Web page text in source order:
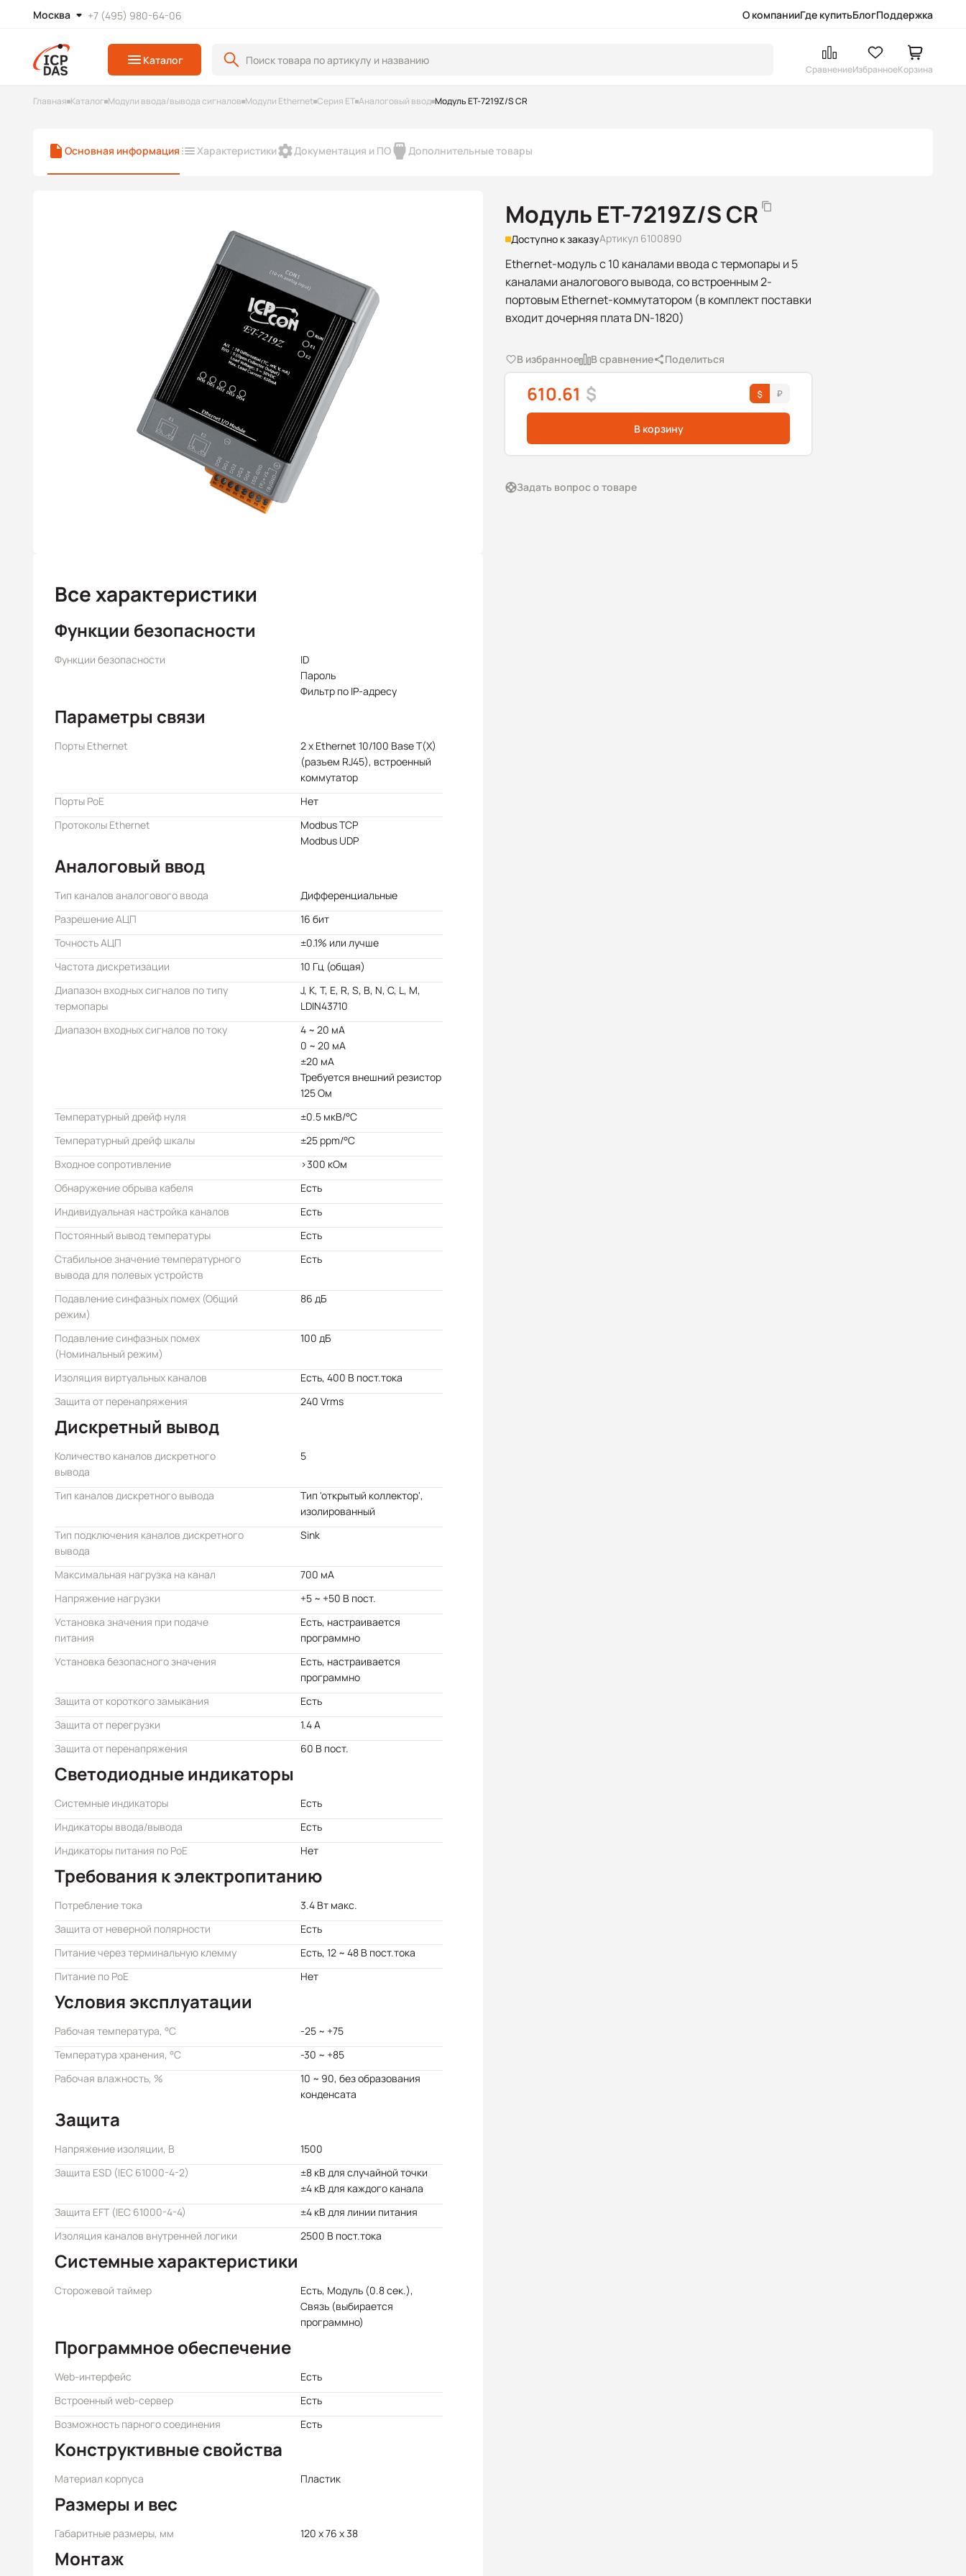
Москва +7 (495) 980-64-06 О компанииГде купитьБлогПоддержка
Каталог
СравнениеИзбранноеКорзина
Главная Каталог Модули ввода/вывода сигналов Модули Ethernet Серия ET Аналоговый ввод Модуль ET-7219Z/S CR
Основная информация Характеристики Документация и ПО Дополнительные товары
Модуль ET-7219Z/S CR
Доступно к заказуАртикул 6100890
Ethernet-модуль с 10 каналами ввода с термопары и 5
каналами аналогового вывода, со встроенным 2-
портовым Ethernet-коммутатором (в комплект поставки
входит дочерняя плата DN-1820)
В избранное В сравнение Поделиться
610.61 $
В корзину
Задать вопрос о товаре
Все характеристики
Функции безопасности
Функции безопасности
ID
Пароль
Фильтр по IP-адресу
Параметры связи
Порты Ethernet
2 x Ethernet 10/100 Base T(X)
(разъем RJ45), встроенный
коммутатор
Порты PoE
Нет
Протоколы Ethernet
Modbus TCP
Modbus UDP
Аналоговый ввод
Тип каналов аналогового ввода
Дифференциальные
Разрешение АЦП
16 бит
Точность АЦП
±0.1% или лучше
Частота дискретизации
10 Гц (общая)
Диапазон входных сигналов по типу
термопары
J, K, T, E, R, S, B, N, C, L, M,
LDIN43710
Диапазон входных сигналов по току
4 ~ 20 мА
0 ~ 20 мА
±20 мА
Требуется внешний резистор
125 Ом
Температурный дрейф нуля
±0.5 мкВ/°C
Температурный дрейф шкалы
±25 ppm/°C
Входное сопротивление
>300 кОм
Обнаружение обрыва кабеля
Есть
Индивидуальная настройка каналов
Есть
Постоянный вывод температуры
Есть
Стабильное значение температурного
вывода для полевых устройств
Есть
Подавление синфазных помех (Общий
режим)
86 дБ
Подавление синфазных помех
(Номинальный режим)
100 дБ
Изоляция виртуальных каналов
Есть, 400 В пост.тока
Защита от перенапряжения
240 Vrms
Дискретный вывод
Количество каналов дискретного
вывода
5
Тип каналов дискретного вывода
Тип 'открытый коллектор',
изолированный
Тип подключения каналов дискретного
вывода
Sink
Максимальная нагрузка на канал
700 мА
Напряжение нагрузки
+5 ~ +50 В пост.
Установка значения при подаче
питания
Есть, настраивается
программно
Установка безопасного значения
Есть, настраивается
программно
Защита от короткого замыкания
Есть
Защита от перегрузки
1.4 A
Защита от перенапряжения
60 В пост.
Светодиодные индикаторы
Системные индикаторы
Есть
Индикаторы ввода/вывода
Есть
Индикаторы питания по PoE
Нет
Требования к электропитанию
Потребление тока
3.4 Вт макс.
Защита от неверной полярности
Есть
Питание через терминальную клемму
Есть, 12 ~ 48 В пост.тока
Питание по PoE
Нет
Условия эксплуатации
Рабочая температура, °C
-25 ~ +75
Температура хранения, °C
-30 ~ +85
Рабочая влажность, %
10 ~ 90, без образования
конденсата
Защита
Напряжение изоляции, В
1500
Защита ESD (IEC 61000-4-2)
±8 кВ для случайной точки
±4 кВ для каждого канала
Защита EFT (IEC 61000-4-4)
±4 кВ для линии питания
Изоляция каналов внутренней логики
2500 В пост.тока
Системные характеристики
Сторожевой таймер
Есть, Модуль (0.8 сек.),
Связь (выбирается
программно)
Программное обеспечение
Web-интерфейс
Есть
Встроенный web-сервер
Есть
Возможность парного соединения
Есть
Конструктивные свойства
Материал корпуса Пластик
Размеры и вес
Габаритные размеры, мм 120 x 76 x 38
Монтаж